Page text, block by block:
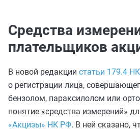
Средства
плательщиков
В новой редакции статьи 179.4
о регистрации лица,
бензолом, параксилолом или
понятие «средства измерений»
«Акцизы» НК РФ. В ней сказано,